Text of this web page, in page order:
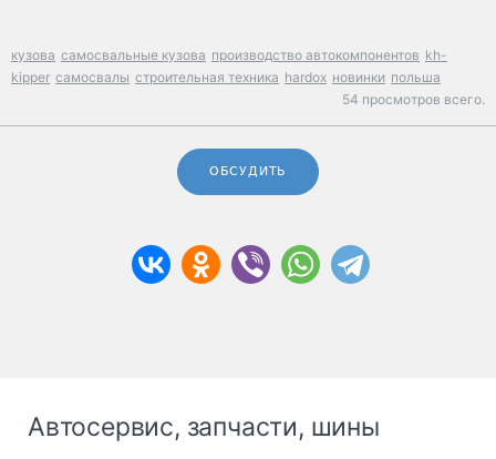
кузова самосвальные кузова производство автокомпонентов kh-
kipper самосвалы строительная техника hardox новинки польша
54 просмотров всего.
ОБСУДИТЬ
Автосервис, запчасти, шины